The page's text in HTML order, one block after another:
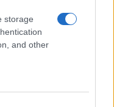
storage
and other
superapp aziendale